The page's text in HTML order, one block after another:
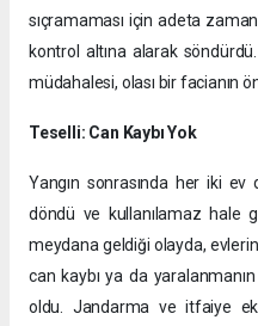
sıçramaması için adeta
kontrol altına alarak
müdahalesi, olası bir facianın
Teselli: Can Kaybı Yok
​Yangın sonrasında her iki
döndü ve kullanılamaz hale
meydana geldiği olayda,
can kaybı ya da
oldu. Jandarma ve itfaiye